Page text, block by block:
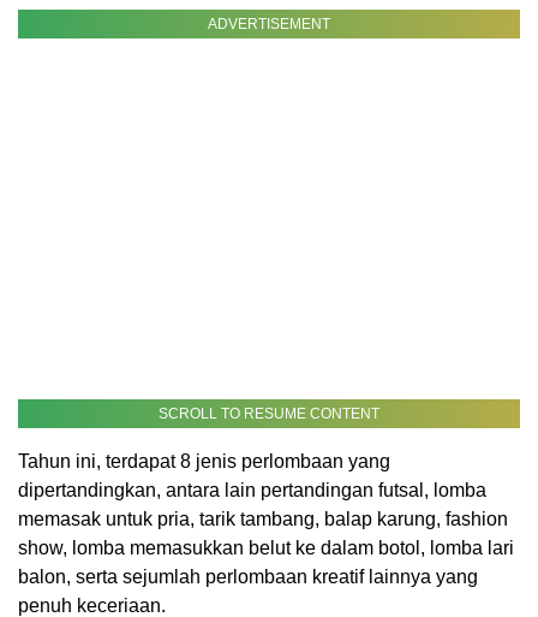
ADVERTISEMENT
SCROLL TO RESUME CONTENT
Tahun ini, terdapat 8 jenis perlombaan yang
dipertandingkan, antara lain pertandingan futsal, lomba
memasak untuk pria, tarik tambang, balap karung, fashion
show, lomba memasukkan belut ke dalam botol, lomba lari
balon, serta sejumlah perlombaan kreatif lainnya yang
penuh keceriaan.